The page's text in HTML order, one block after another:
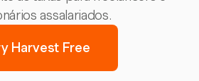
assalariados.
Harvest Free